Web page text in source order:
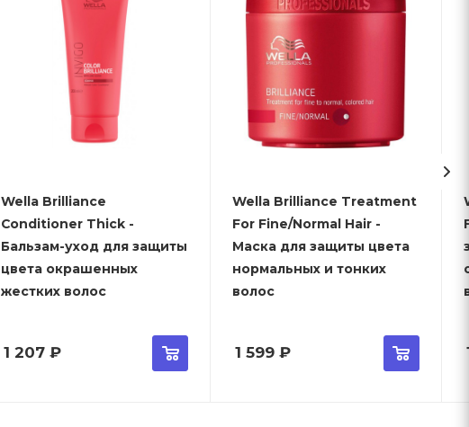
Wella Brilliance
Conditioner Thick -
Бальзам-уход для защиты
цвета окрашенных
жестких волос
1 207 ₽
Wella Brilliance Treatment
For Fine/Normal Hair -
Маска для защиты цвета
нормальных и тонких
волос
1 599 ₽